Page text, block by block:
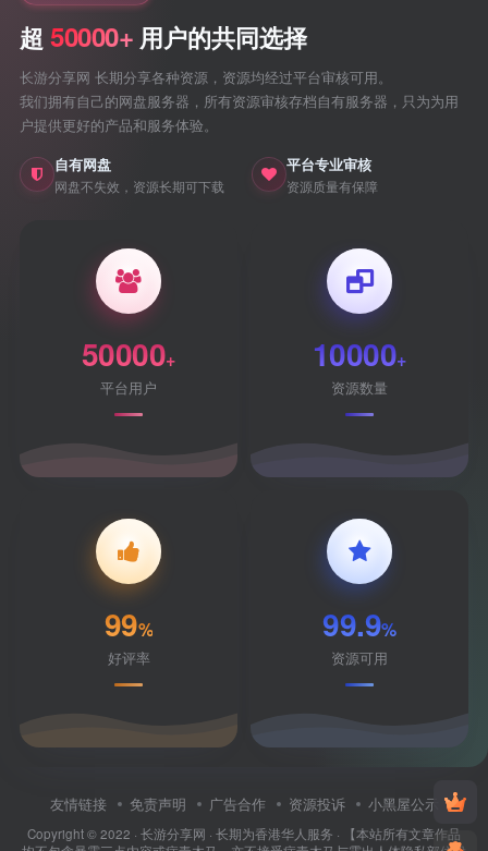
超 50000+ 用户的共同选择
长游分享网 长期分享各种资源，资源均经过平台审核可用。
我们拥有自己的网盘服务器，所有资源审核存档自有服务器，只为为用
户提供更好的产品和服务体验。
自有网盘
网盘不失效，资源长期可下载
平台专业审核
资源质量有保障
50000+
平台用户
10000+
资源数量
99%
好评率
99.9%
资源可用
友情链接 免责声明 广告合作 资源投诉 小黑屋公示
Copyright © 2022 · 长游分享网 · 长期为香港华人服务 · 【本站所有文章作品